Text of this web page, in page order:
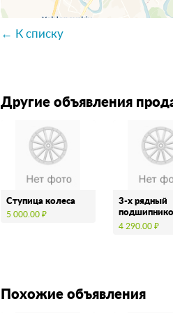
← К списку
Другие объявления
Ступица колеса
5 000.00 ₽
3-х рядный
узел
4 290.00 ₽
Похожие объявления